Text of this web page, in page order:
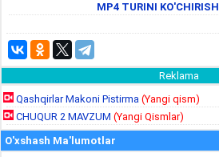
MP4 TURINI KO'CHIRISH
Reklama
Qashqirlar Makoni Pistirma (Yangi qism)
CHUQUR 2 MAVZUM (Yangi Qismlar)
O'xshash Ma'lumotlar